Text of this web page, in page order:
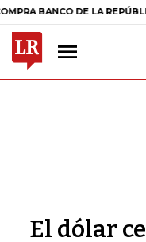
DE LA REPÚBLICA $
El dólar